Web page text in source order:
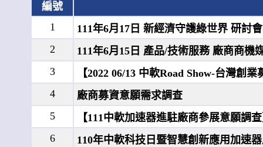
編號
1
111年6月17日 新經濟守護綠世界 研討
2
111年6月15日 產品/技術服務 廠商商機
3
【2022 06/13 中軟Road Show-台灣創
4
廠商募資意願需求調查
5
【111中軟加速器進駐廠商參展意願調
6
110年中軟科技日暨智慧創新應用加速